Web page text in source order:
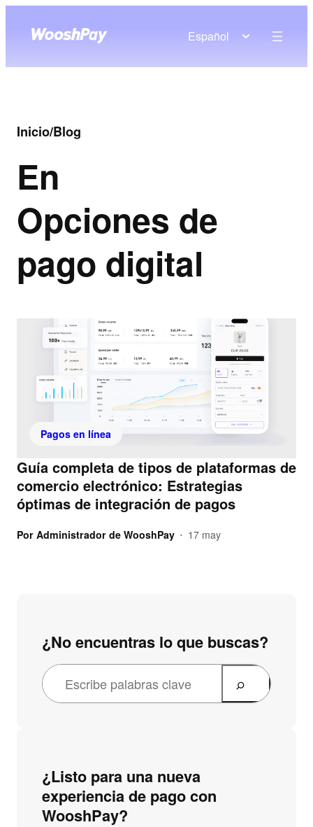
Español
Inicio/Blog
En
Opciones de
pago digital
Pagos en línea
Guía completa de tipos de plataformas de
comercio electrónico: Estrategias
óptimas de integración de pagos
Por Administrador de WooshPay • 17 may
¿No encuentras lo que buscas?
¿Listo para una nueva
experiencia de pago con
WooshPay?